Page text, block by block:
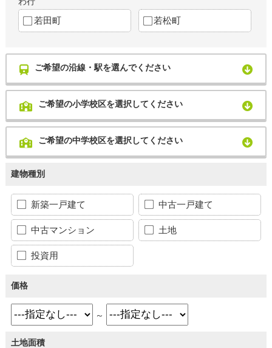
若田町 若松町
ご希望の沿線・駅を選んでください
ご希望の小学校区を選択してください
ご希望の中学校区を選択してください
建物種別
新築一戸建て 中古一戸建て
中古マンション 土地
投資用
価格
～
土地面積